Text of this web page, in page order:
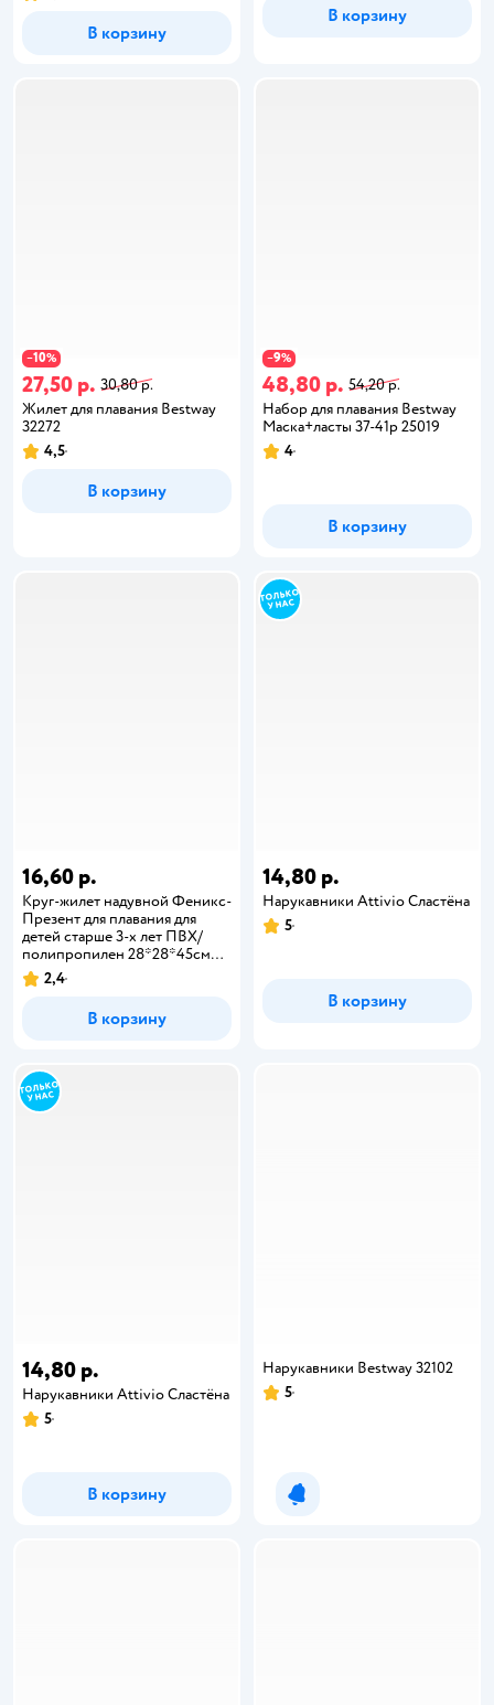
В корзину
В корзину
−10%
27,50 р. 30,80 р.
Жилет для плавания Bestway
32272
4,5
В корзину
−9%
48,80 р. 54,20 р.
Набор для плавания Bestway
Маска+ласты 37-41р 25019
4
В корзину
16,60 р.
Круг-жилет надувной Феникс-
Презент для плавания для
детей старше 3-х лет ПВХ/
полипропилен 28*28*45см
94179
2,4
В корзину
14,80 р.
Нарукавники Attivio Сластёна
5
В корзину
14,80 р.
Нарукавники Attivio Сластёна
5
В корзину
Нарукавники Bestway 32102
5
Уведомить о появлении